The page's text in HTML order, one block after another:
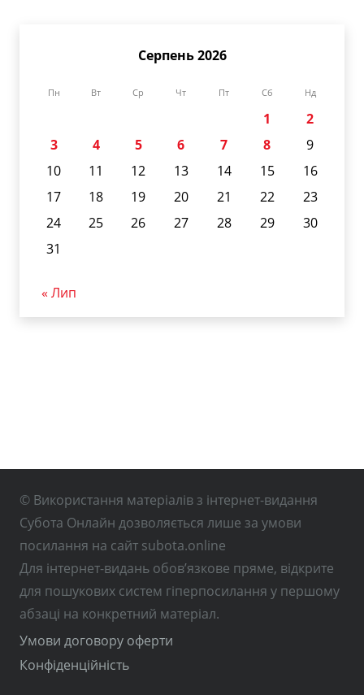
Серпень 2026
Пн Вт Ср Чт Пт Сб Нд
1
2
3
4 5 6 7 8
9
10
11 12 13 14 15
16
17
18 19 20 21 22
23
24
25 26 27 28 29
30
31
« Лип
© Використання матеріалів з інтернет-видання
Субота Онлайн дозволяється лише за умови
посилання на сайт subota.online
Для інтернет-видань обов’язкове пряме, відкрите
для пошукових систем гіперпосилання у першому
абзаці на конкретний матеріал.
Умови договору оферти
Конфіденційність